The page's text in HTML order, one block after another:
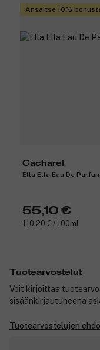
Ansaitse 10%
Cacharel
Ella Ella Eau De
55,10 €
110,20 € / 100ml
Tuotearvostelut
Voit kirjoittaa
sisäänkirjautuneena
Tuotearvostelujen